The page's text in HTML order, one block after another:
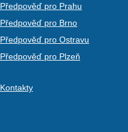
Předpověď pro Prahu
Předpověď pro Brno
Předpověď pro Ostravu
Předpověď pro Plzeň
Kontakty